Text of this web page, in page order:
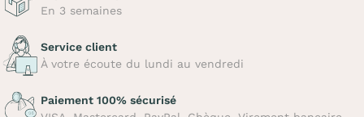
En 3 semaines
Service client
À votre écoute du lundi au vendredi
Paiement 100% sécurisé